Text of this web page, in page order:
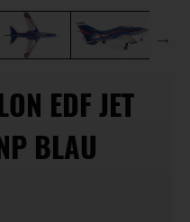
EDF JET
BLAU